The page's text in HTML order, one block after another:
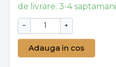
de livrare: 3-4 saptamani
− +
Adauga in cos